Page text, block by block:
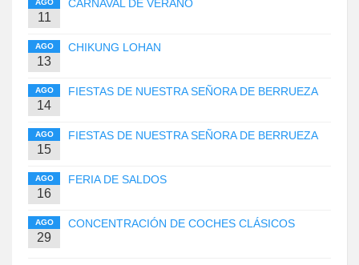
AGO
11
CARNAVAL DE VERANO
AGO
13
CHIKUNG LOHAN
AGO
14
FIESTAS DE NUESTRA SEÑORA DE BERRUEZA
AGO
15
FIESTAS DE NUESTRA SEÑORA DE BERRUEZA
AGO
16
FERIA DE SALDOS
AGO
29
CONCENTRACIÓN DE COCHES CLÁSICOS